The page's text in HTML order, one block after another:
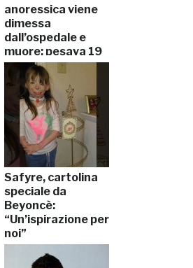
anoressica viene
dimessa
dall’ospedale e
muore: pesava 19
kg
Safyre, cartolina
speciale da
Beyoncè:
“Un’ispirazione per
noi”